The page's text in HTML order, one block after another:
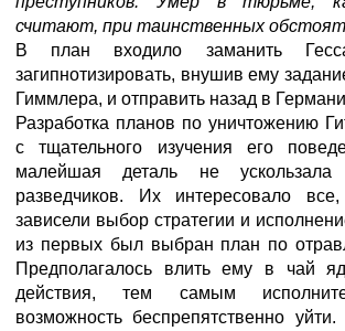
считают, при таинственных
В план входило заманить
загипнотизировать, внушив ему
Гиммлера, и отправить назад в
Разработка планов по уничтожению
с тщательного изучения его
малейшая деталь не
разведчиков. Их интересовало
зависели выбор стратегии и
из первых был выбран план по
Предполагалось влить ему в чай
действия, тем самым
возможность беспрепятственно